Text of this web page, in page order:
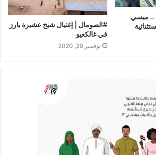
.. ميسي
#الصومال | إغتيال شيخ عشيرة بارز
في غالكعيو
نوفمبر 29, 2020